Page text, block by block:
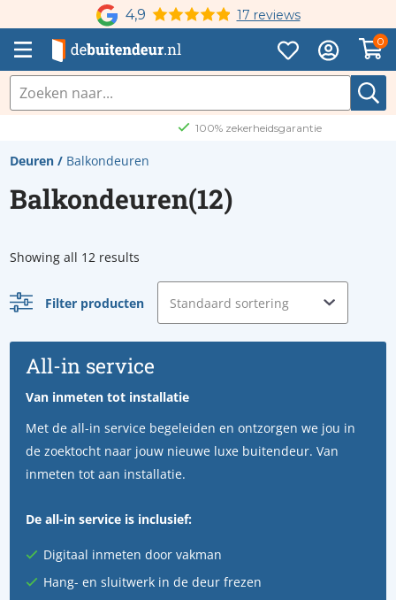
4,9 17 reviews
0
100% zekerheidsgarantie
Deuren / Balkondeuren
Balkondeuren(12)
Showing all 12 results
Filter producten
All-in service
Van inmeten tot installatie
Met de all-in service begeleiden en ontzorgen we jou in
de zoektocht naar jouw nieuwe luxe buitendeur. Van
inmeten tot aan installatie.
De all-in service is inclusief:
Digitaal inmeten door vakman
Hang- en sluitwerk in de deur frezen